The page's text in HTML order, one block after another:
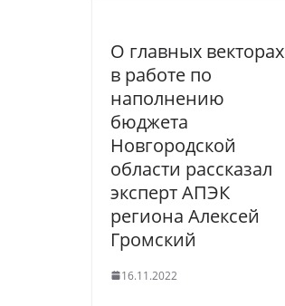
О главных векторах
в работе по
наполнению
бюджета
Новгородской
области рассказал
эксперт АПЭК
региона Алексей
Громский
16.11.2022